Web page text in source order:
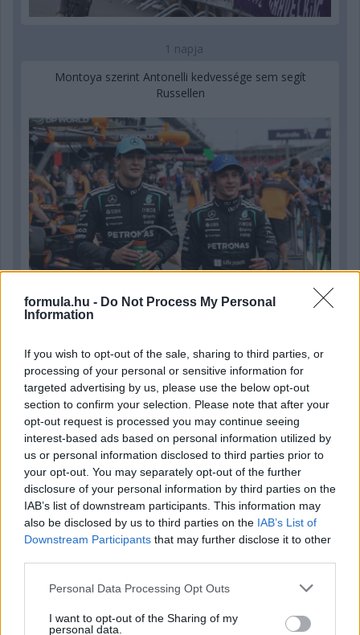
formula.hu - Do Not Process My Personal
Information
If you wish to opt-out of the sale, sharing to third parties, or
processing of your personal or sensitive information for
targeted advertising by us, please use the below opt-out
section to confirm your selection. Please note that after your
opt-out request is processed you may continue seeing
interest-based ads based on personal information utilized by
us or personal information disclosed to third parties prior to
your opt-out. You may separately opt-out of the further
disclosure of your personal information by third parties on the
IAB’s list of downstream participants. This information may
also be disclosed by us to third parties on the IAB’s List of
Downstream Participants that may further disclose it to other
Please note that this website/app uses one or more Google
not limited to your visit or usage behaviour. You may click to
Personal Data Processing Opt Outs
I want to opt-out of the Sharing of my
personal data.
1 napja
Montoya szerint Antonelli kedvessége sem segít
Russellen
2 napja
Hakkinen megtartaná a Norris-Piastri párost a
McLarennél, nem borítaná fel Verstappenért